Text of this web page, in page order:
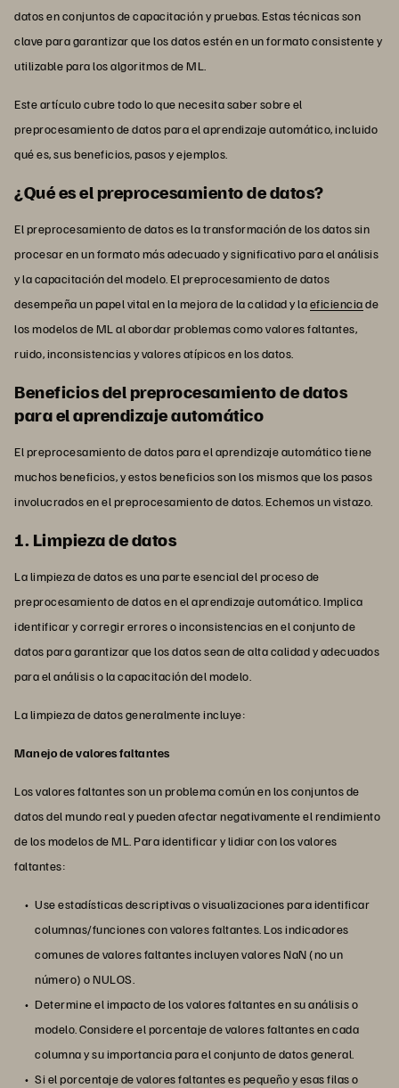
datos en conjuntos de capacitación y pruebas. Estas técnicas son
clave para garantizar que los datos estén en un formato consistente y
utilizable para los algoritmos de ML.
Este artículo cubre todo lo que necesita saber sobre el
preprocesamiento de datos para el aprendizaje automático, incluido
qué es, sus beneficios, pasos y ejemplos.
¿Qué es el preprocesamiento de datos?
El preprocesamiento de datos es la transformación de los datos sin
procesar en un formato más adecuado y significativo para el análisis
y la capacitación del modelo. El preprocesamiento de datos
desempeña un papel vital en la mejora de la calidad y laeficienciade
los modelos de ML al abordar problemas como valores faltantes,
ruido, inconsistencias y valores atípicos en los datos.
Beneficios del preprocesamiento de datos
para el aprendizaje automático
El preprocesamiento de datos para el aprendizaje automático tiene
muchos beneficios, y estos beneficios son los mismos que los pasos
involucrados en el preprocesamiento de datos. Echemos un vistazo.
1. Limpieza de datos
La limpieza de datos es una parte esencial del proceso de
preprocesamiento de datos en el aprendizaje automático. Implica
identificar y corregir errores o inconsistencias en el conjunto de
datos para garantizar que los datos sean de alta calidad y adecuados
para el análisis o la capacitación del modelo.
La limpieza de datos generalmente incluye:
Manejo de valores faltantes
Los valores faltantes son un problema común en los conjuntos de
datos del mundo real y pueden afectar negativamente el rendimiento
de los modelos de ML. Para identificar y lidiar con los valores
faltantes:
Use estadísticas descriptivas o visualizaciones para identificar
columnas/funciones con valores faltantes. Los indicadores
comunes de valores faltantes incluyen valores NaN (no un
número) o NULOS.
Determine el impacto de los valores faltantes en su análisis o
modelo. Considere el porcentaje de valores faltantes en cada
columna y su importancia para el conjunto de datos general.
Si el porcentaje de valores faltantes es pequeño y esas filas o